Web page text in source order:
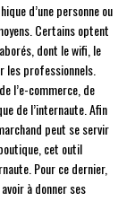
d’une personne ou
Certains optent
dont le wifi, le
les professionnels.
l’e-commerce, de
de l’internaute. Afin
peut se servir
cet outil
Pour ce dernier,
à donner ses